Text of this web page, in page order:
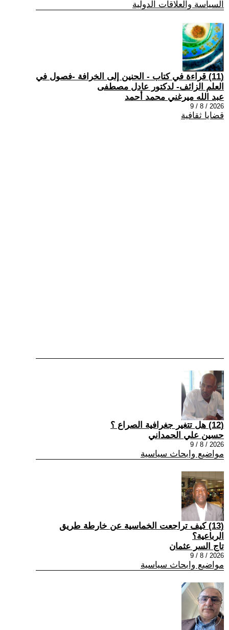
السياسة والعلاقات الدولية
(11) قراءة في كتاب - الحنين إلى الخرافة -فصول في
العلم الزائف- لدكتور عادل مصطفى
عبد الله ميرغني محمد أحمد
2026 / 8 / 9
قضايا ثقافية
(12) هل تتغير جغرافية الصراع ؟
حسين علي الحمداني
2026 / 8 / 9
مواضيع وابحاث سياسية
(13) كيف تراجعت الخماسية عن خارطة طريق
الرباعية؟
تاج السر عثمان
2026 / 8 / 9
مواضيع وابحاث سياسية